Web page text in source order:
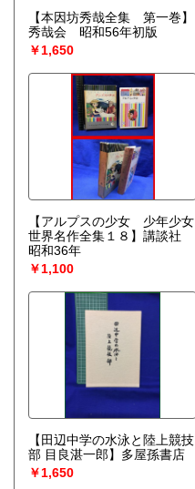
【本因坊秀哉全集 第一巻】
秀哉会 昭和56年初版
￥1,650
【アルプスの少女 少年少女
世界名作全集１８】講談社
昭和36年
￥1,100
【田辺中学の水泳と陸上競技
部 目良湛一郎】多屋孫書店
￥1,650